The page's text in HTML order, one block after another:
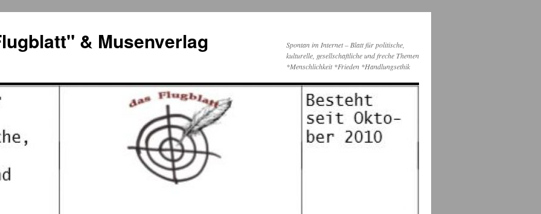
& Musenverlag
Spontan im Internet – Blatt für politische,
kulturelle, gesellschaftliche und freche Themen
*Menschlichkeit *Frieden *Handlungsethik